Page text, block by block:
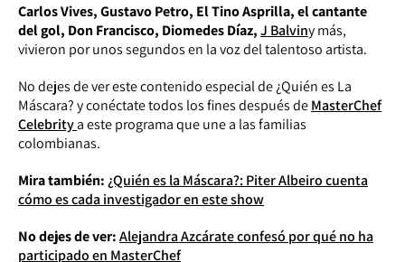
Carlos Vives, Gustavo Petro, El Tino Asprilla, el cantante
del gol, Don Francisco, Diomedes Díaz,J Balviny más,
vivieron por unos segundos en la voz del talentoso artista.
No dejes de ver este contenido especial de ¿Quién es La
Máscara? y conéctate todos los fines después deMasterChef
Celebritya este programa que une a las familias
colombianas.
Mira también: ¿Quién es la Máscara?: Piter Albeiro cuenta
cómo es cada investigador en este show
No dejes de ver:Alejandra Azcárate confesó por qué no ha
participado en MasterChef